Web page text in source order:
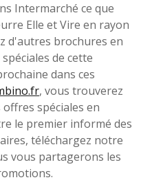
Intermarché ce que
Elle et Vire en rayon
d'autres brochures en
de cette
dans ces
, vous trouverez
spéciales en
le premier informé des
téléchargez notre
vous partagerons les